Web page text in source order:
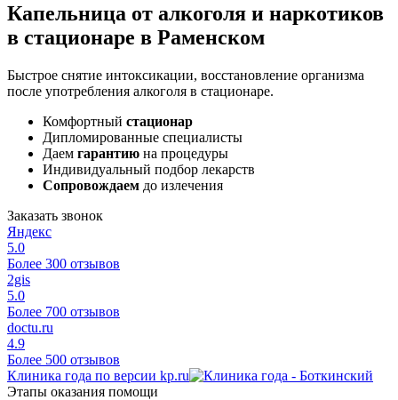
Капельница от алкоголя и наркотиков
в стационаре в Раменском
Быстрое снятие интоксикации, восстановление организма
после употребления алкоголя в стационаре.
Комфортный стационар
Дипломированные специалисты
Даем гарантию на процедуры
Индивидуальный подбор лекарств
Сопровождаем до излечения
Заказать звонок
Яндекс
5.0
Более 300 отзывов
2gis
5.0
Более 700 отзывов
doctu.ru
4.9
Более 500 отзывов
Клиника года по версии kp.ru
Этапы оказания помощи